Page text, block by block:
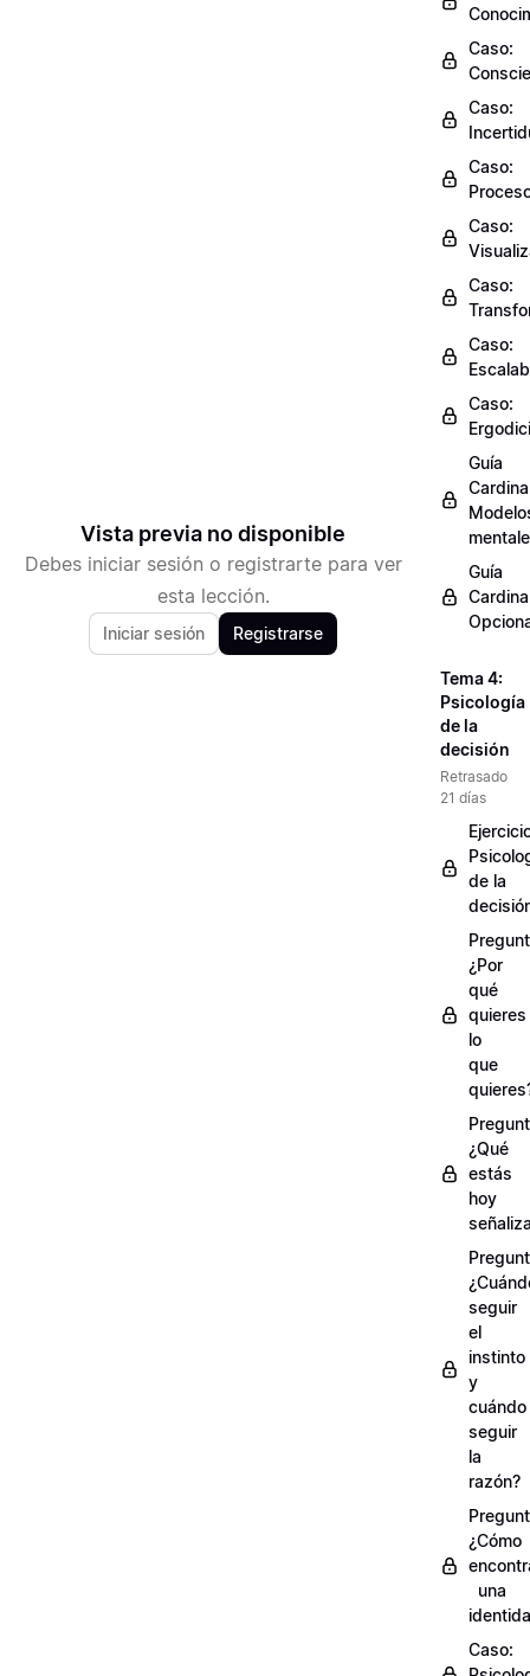
Vista previa no disponible
Debes iniciar sesión o registrarte para ver
esta lección.
Iniciar sesión Registrarse
Caso:
Caso:
Caso:
Caso:
Caso:
Caso:
Caso:
Guía
Guía
Tema 4:
Psicología
de la
decisión
Retrasado
21 días
de la
¿Por
qué
quieres
lo
que
¿Qué
estás
hoy
seguir
el
instinto
y
cuándo
seguir
la
razón?
¿Cómo
una
Caso: